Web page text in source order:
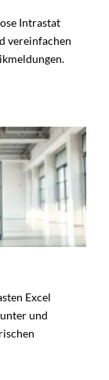
Intrastat
vereinfachen
Excel
und